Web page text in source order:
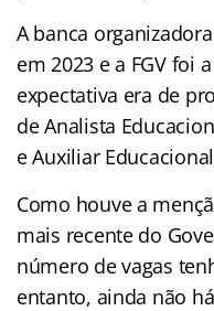
A banca
em 2023 e a FGV foi
expectativa era de
de Analista
e Auxiliar
Como houve a
mais recente do
número de vagas
entanto, ainda não